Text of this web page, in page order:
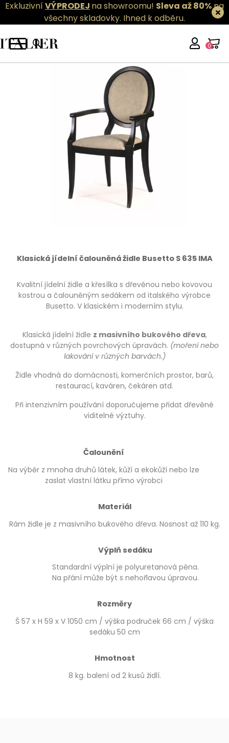
ExkluzivníVÝPRODEJ na showroomu! Sleva až 80%na
všechny skladovky. Ihned k odběru.
0
Klasická jídelní čalouněná židle Busetto S 635 IMA
Kvalitní jídelní židle a křesílka s dřevěnou nebo kovovou
kostrou a čalouněným sedákem od italského výrobce
Busetto. V klasickém i moderním stylu.
Klasická jídelní židle z masivního bukového dřeva,
dostupná v různých povrchových úpravách. (moření nebo
lakování v různých barvách.)
Židle vhodná do domácnosti, komerčních prostor, barů,
restaurací, kaváren, čekáren atd.
Při intenzivním používání doporučujeme přidat dřevěné
viditelné výztuhy.
Čalounění
Na výběr z mnoha druhů látek, kůží a ekokůží nebo lze
zaslat vlastní látku přímo výrobci
Materiál
Rám židle je z masivního bukového dřeva. Nosnost až 110 kg.
Výplň sedáku
Standardní výplní je polyuretanová pěna.
Na přání může být s nehořlavou úpravou.
Rozměry
Š 57 x H 59 x V 1050 cm / výška područek 66 cm / výška
sedáku 50 cm
Hmotnost
8 kg. balení od 2 kusů židlí.